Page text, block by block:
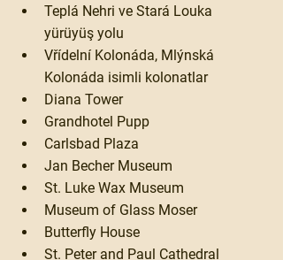
Teplá Nehri ve Stará Louka
yürüyüş yolu
Vřídelní Kolonáda, Mlýnská
Kolonáda isimli kolonatlar
Diana Tower
Grandhotel Pupp
Carlsbad Plaza
Jan Becher Museum
St. Luke Wax Museum
Museum of Glass Moser
Butterfly House
St. Peter and Paul Cathedral